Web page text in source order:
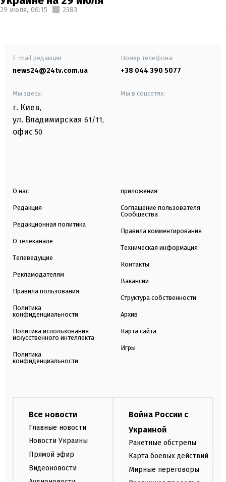
29 июля, 06:15 2383
E-mail редакции
news24@24tv.com.ua
Номер телефона:
+38 044 390 5077
Мы здесь:
г. Киев,
ул. Владимирская 61/11,
офис 50
Мы в соцсетях:
О нас
Редакция
Редакционная политика
О телеканале
Телеведущие
Рекламодателям
Правила пользования
Политика
конфиденциальности
Политика использования
искусственного интеллекта
Политика
конфиденциальности
приложения
Соглашение пользователя
Сообщества
Правила комментирования
Техническая информация
Контакты
Вакансии
Структура собственности
Архив
Карта сайта
Игры
Все новости
Главные новости
Новости Украины
Прямой эфир
Видеоновости
Война России с
Украиной
Ракетные обстрелы
Карта боевых действий
Мирные переговоры